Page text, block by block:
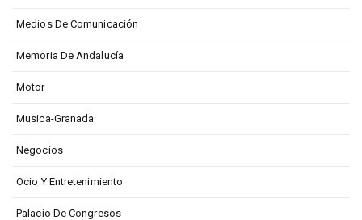
Medios De Comunicación
Memoria De Andalucía
Motor
Musica-Granada
Negocios
Ocio Y Entretenimiento
Palacio De Congresos